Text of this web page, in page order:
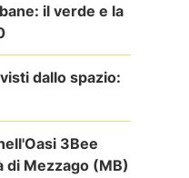
il verde e la
dallo spazio:
3Bee
di Mezzago (MB)